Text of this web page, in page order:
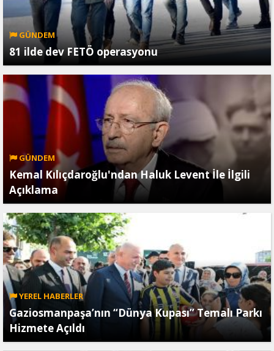
GÜNDEM
81 ilde dev FETÖ operasyonu
GÜNDEM
Kemal Kılıçdaroğlu'ndan Haluk Levent İle İlgili
Açıklama
YEREL HABERLER
Gaziosmanpaşa’nın “Dünya Kupası” Temalı Parkı
Hizmete Açıldı